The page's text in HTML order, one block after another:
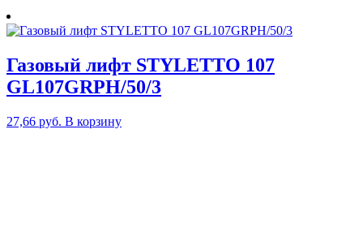
Газовый лифт STYLETTO 107
GL107GRPH/50/3
27,66 руб. В корзину